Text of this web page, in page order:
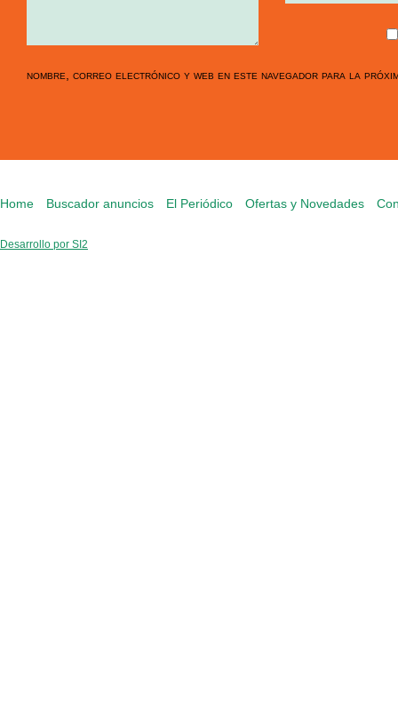
nombre, correo electrónico y web en este navegador para la
Home Buscador anuncios El Periódico Ofertas y Novedades
Desarrollo por SI2